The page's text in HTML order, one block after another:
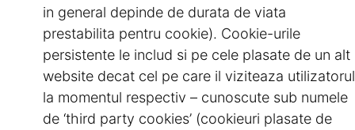
in general depinde de durata de viata
prestabilita pentru cookie). Cookie-urile
persistente le includ si pe cele plasate de un alt
website decat cel pe care il viziteaza utilizatorul
la momentul respectiv – cunoscute sub numele
de ‘third party cookies’ (cookieuri plasate de